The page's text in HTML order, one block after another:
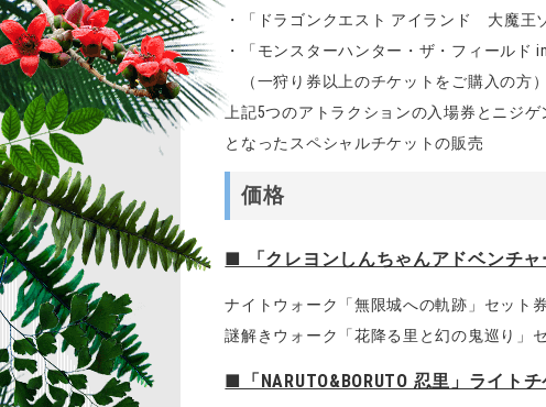
・「ドラゴンクエスト アイランド 大魔王
・「モンスターハンター・ザ・フィールド
（一狩り券以上のチケットをご購入の方）
上記5つのアトラクションの入場券とニジ
となったスペシャルチケットの販売
価格
■ 「クレヨンしんちゃんアドベンチ
ナイトウォーク「無限城への軌跡」セット
謎解きウォーク「花降る里と幻の鬼巡り」
■「NARUTO&BORUTO 忍里」ライト